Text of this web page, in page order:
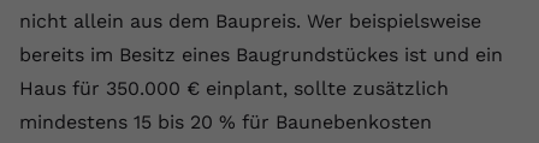
nicht allein aus dem Baupreis. Wer beispielsweise
bereits im Besitz eines Baugrundstückes ist und ein
Haus für 350.000 € einplant, sollte zusätzlich
mindestens 15 bis 20 % für Baunebenkosten
Name yt-remote-connected-devices
Youtube.com